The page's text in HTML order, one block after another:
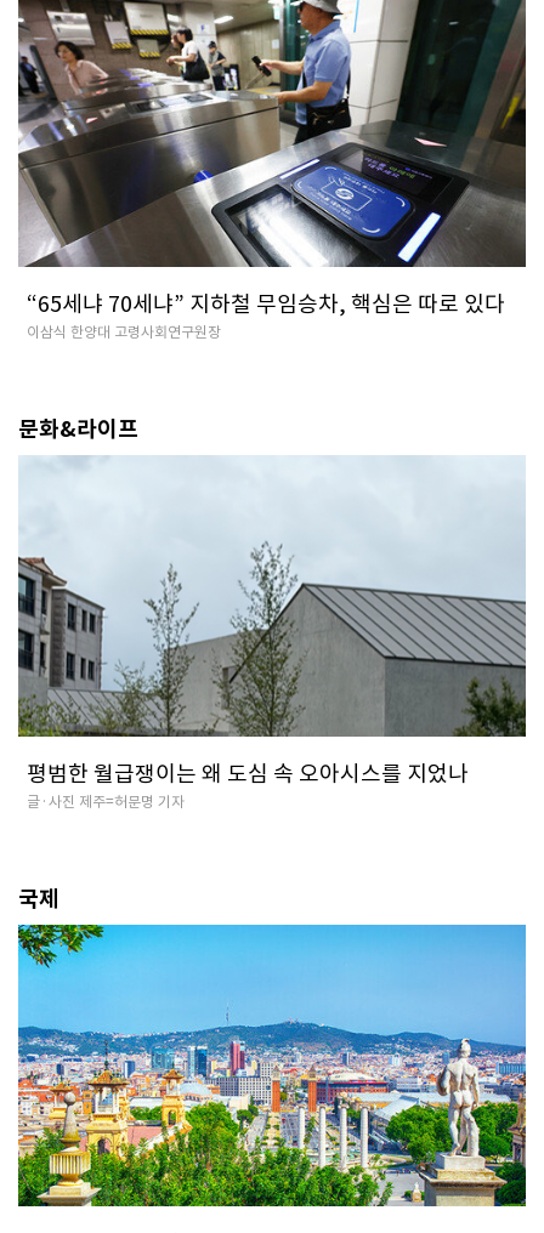
“65세냐 70세냐” 지하철 무임승차, 핵심은 따로 있다
이삼식 한양대 고령사회연구원장
문화&라이프
평범한 월급쟁이는 왜 도심 속 오아시스를 지었나
글·사진 제주=허문명 기자
국제